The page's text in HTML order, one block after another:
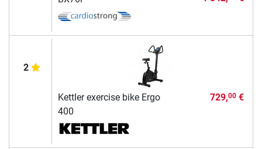
2
Kettler exercise bike Ergo
400
729,00€